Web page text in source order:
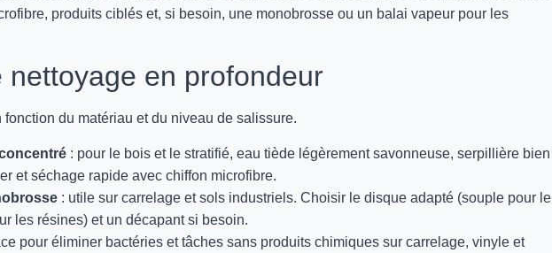
produits ciblés et, si besoin, une monobrosse ou un balai vapeur pour les
nettoyage en profondeur
du matériau et du niveau de salissure.
: pour le bois et le stratifié, eau tiède légèrement savonneuse, serpillière bien
et séchage rapide avec chiffon microfibre.
: utile sur carrelage et sols industriels. Choisir le disque adapté (souple pour le
les résines) et un décapant si besoin.
pour éliminer bactéries et tâches sans produits chimiques sur carrelage, vinyle et